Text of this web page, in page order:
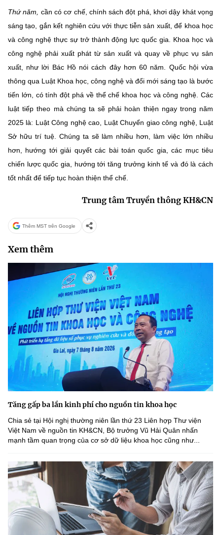
Thứ năm, cần có cơ chế, chính sách đột phá, khơi dậy khát vọng
sáng tạo, gắn kết nghiên cứu với thực tiễn sản xuất, để khoa học
và công nghệ thực sự trở thành động lực quốc gia. Khoa học và
công nghệ phải xuất phát từ sản xuất và quay về phục vụ sản
xuất, như lời Bác Hồ nói cách đây hơn 60 năm. Quốc hội vừa
thông qua Luật Khoa học, công nghệ và đổi mới sáng tạo là bước
tiến lớn, có tính đột phá về thể chế khoa học và công nghệ. Các
luật tiếp theo mà chúng ta sẽ phải hoàn thiện ngay trong năm
2025 là: Luật Công nghệ cao, Luật Chuyển giao công nghệ, Luật
Sở hữu trí tuệ. Chúng ta sẽ làm nhiều hơn, làm việc lớn nhiều
hơn, hướng tới giải quyết các bài toán quốc gia, các mục tiêu
chiến lược quốc gia, hướng tới tăng trưởng kinh tế và đó là cách
tốt nhất để tiếp tục hoàn thiện thể chế.
Trung tâm Truyền thông KH&CN
Thêm MST trên Google
Xem thêm
Tăng gấp ba lần kinh phí cho nguồn tin khoa học
Chia sẻ tại Hội nghị thường niên lần thứ 23 Liên hợp Thư viện
Việt Nam về nguồn tin KH&CN, Bộ trưởng Vũ Hải Quân nhấn
mạnh tầm quan trọng của cơ sở dữ liệu khoa học cũng như...